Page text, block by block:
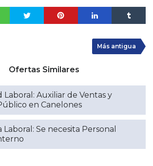
Más antigua
Ofertas Similares
Auxiliar de Ventas y
en Canelones
Se necesita Personal